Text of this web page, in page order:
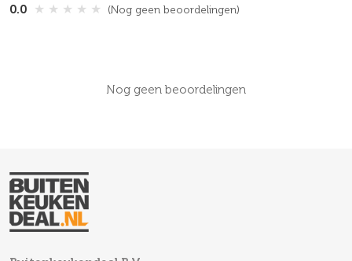
0.0
★ ★ ★ ★ ★ (Nog geen beoordelingen)
Nog geen beoordelingen